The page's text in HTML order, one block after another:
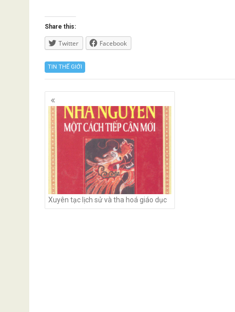
Share this:
Twitter Facebook
TIN THẾ GIỚI
Posts
navigation
Xuyên tạc lịch sử và tha hoá giáo dục